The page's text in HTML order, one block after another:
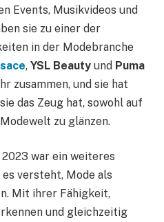
Events, Musikvideos und
sie zu einer der
in der Modebranche
, YSL Beauty und Puma
zusammen, und sie hat
das Zeug hat, sowohl auf
zu glänzen.
2023 war ein weiteres
versteht, Mode als
Mit ihrer Fähigkeit,
und gleichzeitig